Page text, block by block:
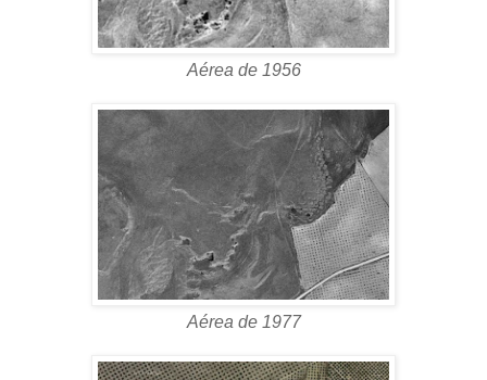
Aérea de 1956
Aérea de 1977